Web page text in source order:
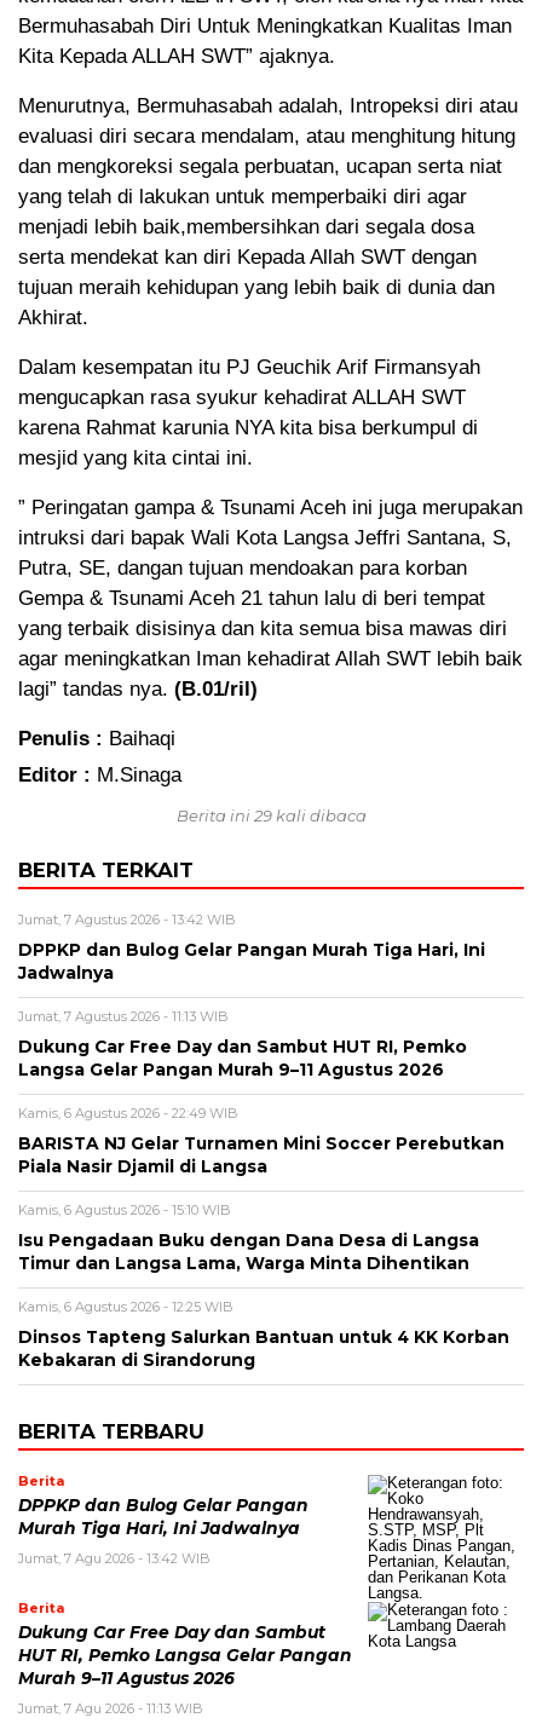
Bermuhasabah Diri Untuk Meningkatkan Kualitas Iman
Kita Kepada ALLAH SWT” ajaknya.
Menurutnya, Bermuhasabah adalah, Intropeksi diri atau
evaluasi diri secara mendalam, atau menghitung hitung
dan mengkoreksi segala perbuatan, ucapan serta niat
yang telah di lakukan untuk memperbaiki diri agar
menjadi lebih baik,membersihkan dari segala dosa
serta mendekat kan diri Kepada Allah SWT dengan
tujuan meraih kehidupan yang lebih baik di dunia dan
Akhirat.
Dalam kesempatan itu PJ Geuchik Arif Firmansyah
mengucapkan rasa syukur kehadirat ALLAH SWT
karena Rahmat karunia NYA kita bisa berkumpul di
mesjid yang kita cintai ini.
” Peringatan gampa & Tsunami Aceh ini juga merupakan
intruksi dari bapak Wali Kota Langsa Jeffri Santana, S,
Putra, SE, dangan tujuan mendoakan para korban
Gempa & Tsunami Aceh 21 tahun lalu di beri tempat
yang terbaik disisinya dan kita semua bisa mawas diri
agar meningkatkan Iman kehadirat Allah SWT lebih baik
lagi” tandas nya. (B.01/ril)
Penulis : Baihaqi
Editor : M.Sinaga
Berita ini 29 kali dibaca
BERITA TERKAIT
Jumat, 7 Agustus 2026 - 13:42 WIB
DPPKP dan Bulog Gelar Pangan Murah Tiga Hari, Ini
Jadwalnya
Jumat, 7 Agustus 2026 - 11:13 WIB
Dukung Car Free Day dan Sambut HUT RI, Pemko
Langsa Gelar Pangan Murah 9–11 Agustus 2026
Kamis, 6 Agustus 2026 - 22:49 WIB
BARISTA NJ Gelar Turnamen Mini Soccer Perebutkan
Piala Nasir Djamil di Langsa
Kamis, 6 Agustus 2026 - 15:10 WIB
Isu Pengadaan Buku dengan Dana Desa di Langsa
Timur dan Langsa Lama, Warga Minta Dihentikan
Kamis, 6 Agustus 2026 - 12:25 WIB
Dinsos Tapteng Salurkan Bantuan untuk 4 KK Korban
Kebakaran di Sirandorung
BERITA TERBARU
Berita
DPPKP dan Bulog Gelar Pangan
Murah Tiga Hari, Ini Jadwalnya
Jumat, 7 Agu 2026 - 13:42 WIB
Berita
Dukung Car Free Day dan Sambut
HUT RI, Pemko Langsa Gelar Pangan
Murah 9–11 Agustus 2026
Jumat, 7 Agu 2026 - 11:13 WIB